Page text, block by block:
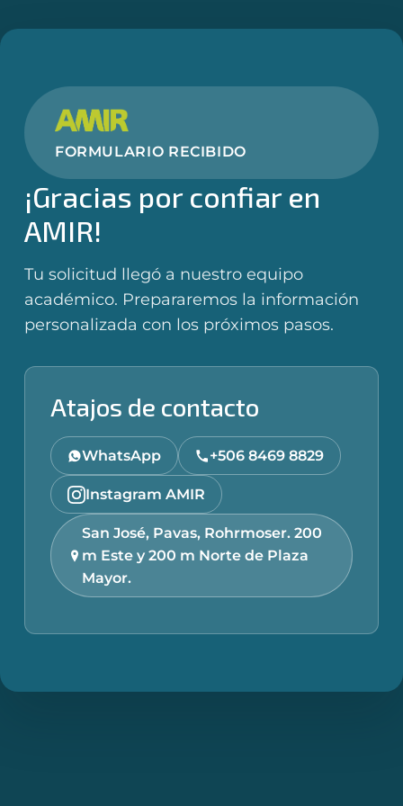
FORMULARIO RECIBIDO
¡Gracias por confiar en
AMIR!
Tu solicitud llegó a nuestro equipo
académico. Prepararemos la información
personalizada con los próximos pasos.
Atajos de contacto
WhatsApp +506 8469 8829
Instagram AMIR
San José, Pavas, Rohrmoser. 200
m Este y 200 m Norte de Plaza
Mayor.